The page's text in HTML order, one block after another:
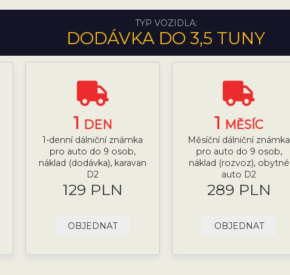
TYP VOZIDLA:
DODÁVKA DO 3,5 TUNY
1 DEN
1-denní dálniční známka
pro auto do 9 osob,
náklad (dodávka), karavan
D2
129 PLN
OBJEDNAT
1 MĚSÍC
Měsíční dálniční známka
pro auto do 9 osob,
náklad (rozvoz), obytné
auto D2
289 PLN
OBJEDNAT